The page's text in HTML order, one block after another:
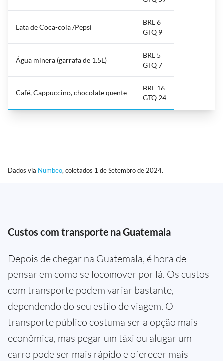
Lata de Coca-cola /Pepsi
BRL 6
GTQ 9
Água minera (garrafa de 1.5L)
BRL 5
GTQ 7
Café, Cappuccino, chocolate quente
BRL 16
GTQ 24
Dados via Numbeo, coletados 1 de Setembro de 2024.
Custos com transporte na Guatemala
Depois de chegar na Guatemala, é hora de
pensar em como se locomover por lá. Os custos
com transporte podem variar bastante,
dependendo do seu estilo de viagem. O
transporte público costuma ser a opção mais
econômica, mas pegar um táxi ou alugar um
carro pode ser mais rápido e oferecer mais